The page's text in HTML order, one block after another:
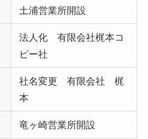
土浦営業所開設
法人化 有限会社梶本コ
ピー社
社名変更 有限会社 梶
本
竜ヶ崎営業所開設